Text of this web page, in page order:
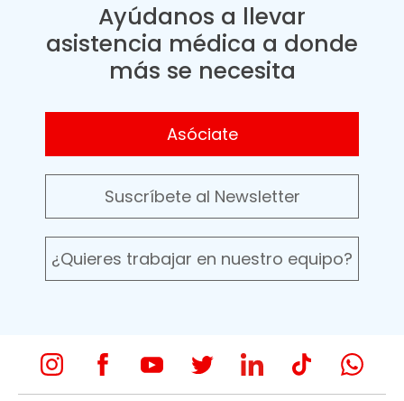
Ayúdanos a llevar
asistencia médica a donde
más se necesita
Asóciate
Suscríbete al Newsletter
¿Quieres trabajar en nuestro equipo?